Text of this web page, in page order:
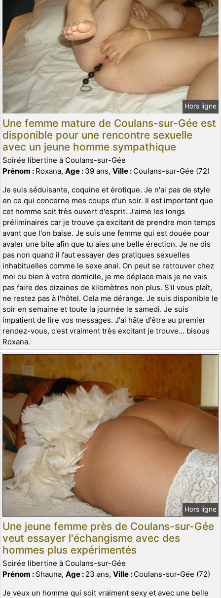
Hors ligne
Une femme mature de Coulans-sur-Gée est
disponible pour une rencontre sexuelle
avec un jeune homme sympathique
Soirée libertine à Coulans-sur-Gée
Prénom : Roxana, Age : 39 ans, Ville : Coulans-sur-Gée (72)
Je suis séduisante, coquine et érotique. Je n'ai pas de style
en ce qui concerne mes coups d'un soir. Il est important que
cet homme soit très ouvert d'esprit. J'aime les longs
préliminaires car je trouve ça excitant de prendre mon temps
avant que l'on baise. Je suis une femme qui est douée pour
avaler une bite afin que tu aies une belle érection. Je ne dis
pas non quand il faut essayer des pratiques sexuelles
inhabituelles comme le sexe anal. On peut se retrouver chez
moi ou bien à votre domicile, je me déplace mais je ne vais
pas faire des dizaines de kilomètres non plus. S'il vous plaît,
ne restez pas à l'hôtel. Cela me dérange. Je suis disponible le
soir en semaine et toute la journée le samedi. Je suis
impatient de lire vos messages. J'ai hâte d'être au premier
rendez-vous, c'est vraiment très excitant je trouve... bisous
Roxana.
Hors ligne
Une jeune femme près de Coulans-sur-Gée
veut essayer l'échangisme avec des
hommes plus expérimentés
Soirée libertine à Coulans-sur-Gée
Prénom : Shauna, Age : 23 ans, Ville : Coulans-sur-Gée (72)
Je veux un homme qui soit vraiment sexy et avec une belle